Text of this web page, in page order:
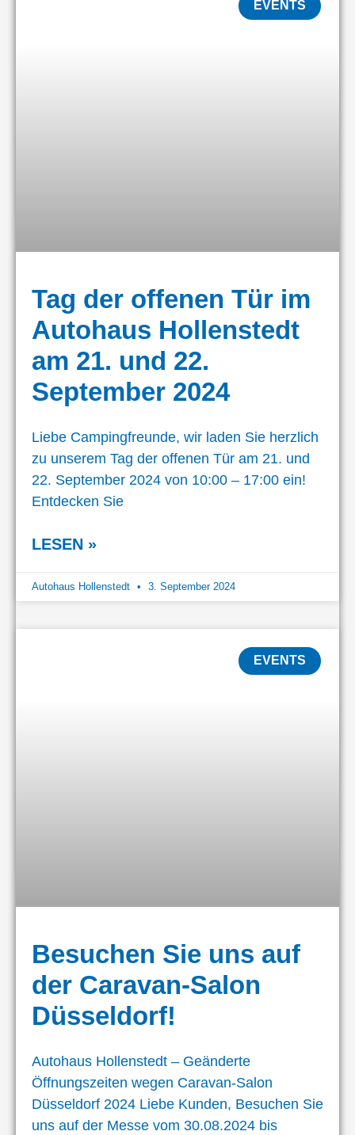
EVENTS
Tag der offenen Tür im
Autohaus Hollenstedt
am 21. und 22.
September 2024
Liebe Campingfreunde, wir laden Sie herzlich
zu unserem Tag der offenen Tür am 21. und
22. September 2024 von 10:00 – 17:00 ein!
Entdecken Sie
LESEN »
Autohaus Hollenstedt 3. September 2024
EVENTS
Besuchen Sie uns auf
der Caravan-Salon
Düsseldorf!
Autohaus Hollenstedt – Geänderte
Öffnungszeiten wegen Caravan-Salon
Düsseldorf 2024 Liebe Kunden, Besuchen Sie
uns auf der Messe vom 30.08.2024 bis